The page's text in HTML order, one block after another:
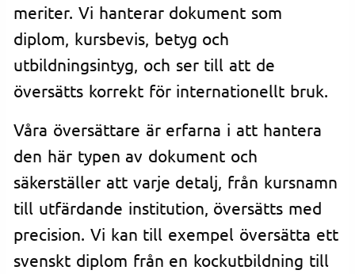
meriter. Vi hanterar dokument som
diplom, kursbevis, betyg och
utbildningsintyg, och ser till att de
översätts korrekt för internationellt bruk.
Våra översättare är erfarna i att hantera
den här typen av dokument och
säkerställer att varje detalj, från kursnamn
till utfärdande institution, översätts med
precision. Vi kan till exempel översätta ett
svenskt diplom från en kockutbildning till